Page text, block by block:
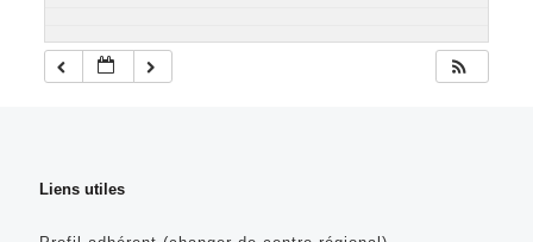
Liens utiles